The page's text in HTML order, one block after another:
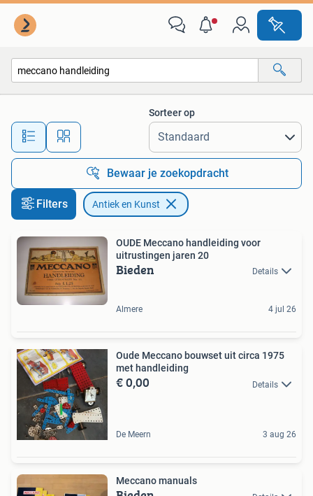
Alle afstanden…
Sorteer op
Bewaar je zoekopdracht
Filters Antiek en Kunst
OUDE Meccano handleiding voor
uitrustingen jaren 20
Bieden Details
Almere 4 jul 26
Oude Meccano bouwset uit circa 1975
met handleiding
€ 0,00 Details
De Meern 3 aug 26
Meccano manuals